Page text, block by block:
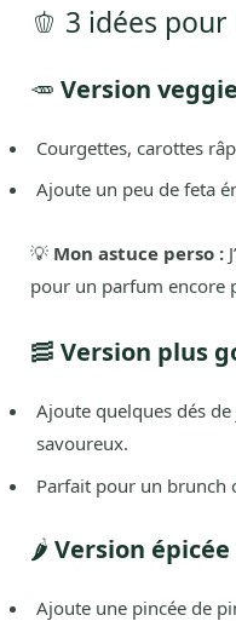
🫑 3 idées
🥕 Version
Courgettes, carottes
Ajoute un peu de feta
💡 Mon astuce perso :
pour un parfum encore
🥓 Version plus
Ajoute quelques dés
savoureux.
Parfait pour un brunch
🌶️ Version
Ajoute une pincée de